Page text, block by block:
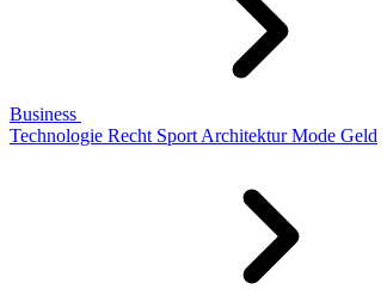
Business
Technologie Recht Sport Architektur Mode Geld